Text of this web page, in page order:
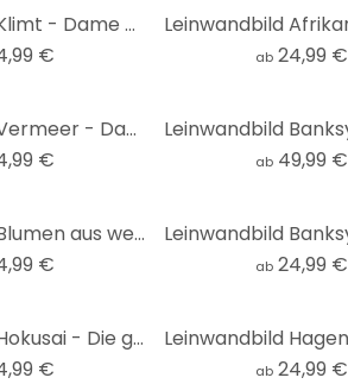
Leinwandbild Klimt - Dame mit Fächer
€ ab 24,99 €
Leinwandbild Vermeer - Das Mädchen mit dem Perlenohrgehänge
€ ab 49,99 €
Leinwandbild Blumen aus weißen Perlen - Grande - Panorama
€ ab 24,99 €
Leinwandbild Hokusai - Die große Welle von Kanagawa
€ ab 24,99 €